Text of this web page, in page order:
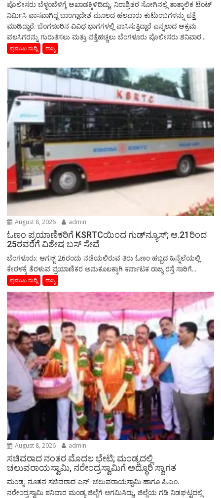
ಪೊಲೀಸರು ಬೆಳ್ಳಂಬೆಳಿಗ್ಗೆ ಅಖಾಡಕ್ಕಿಳಿದಿದ್ದು, ನಿರಾಶ್ರಿತರ ಸೋಗಿನಲ್ಲಿ ತಾತ್ಕಾಲಿಕ ಟೆಂಟ್
ನಿರ್ಮಿಸಿ ವಾಸವಾಗಿದ್ದ ಬಾಂಗ್ಲಾದೇಶ ಮೂಲದ ಹಲವಾರು ಕುಟುಂಬಗಳನ್ನು ಪತ್ತೆ
ಮಾಡಿದ್ದಾರೆ. ಬೆಂಗಳೂರಿನ ವಿವಿಧ ಭಾಗಗಳಲ್ಲಿ ವಾಸಿಸುತ್ತಿದ್ದಾರೆ ಎನ್ನಲಾದ ಅಕ್ರಮ
ವಲಸಿಗರನ್ನು ಗುರುತಿಸಲು ಮತ್ತು ಪತ್ತೆಹಚ್ಚಲು ಬೆಂಗಳೂರು ಪೊಲೀಸರು ಶನಿವಾರ...
ಪ್ರಮುಖ ಸುದ್ದಿ ರಾಜ್ಯ
August 8, 2026 admin
ಓಣಂ ಪ್ರಯಾಣಿಕರಿಗೆ KSRTCಯಿಂದ ಗುಡ್‌ನ್ಯೂಸ್; ಆ.21ರಿಂದ
25ರವರೆಗೆ ವಿಶೇಷ ಬಸ್ ಸೇವೆ
ಬೆಂಗಳೂರು: ಆಗಸ್ಟ್ 26ರಂದು ನಡೆಯಲಿರುವ ತಿರು ಓಣಂ ಹಬ್ಬದ ಹಿನ್ನೆಲೆಯಲ್ಲಿ
ಕೇರಳಕ್ಕೆ ತೆರಳುವ ಪ್ರಯಾಣಿಕರ ಅನುಕೂಲಕ್ಕಾಗಿ ಕರ್ನಾಟಕ ರಾಜ್ಯ ರಸ್ತೆ ಸಾರಿಗೆ...
ಪ್ರಮುಖ ಸುದ್ದಿ ರಾಜ್ಯ
August 8, 2026 admin
ಸಚಿವರಾದ ನಂತರ ಮೊದಲ ಭೇಟಿ; ಮಂಡ್ಯದಲ್ಲಿ
ಚಲುವರಾಯಸ್ವಾಮಿ, ನರೇಂದ್ರಸ್ವಾಮಿಗೆ ಅದ್ಧೂರಿ ಸ್ವಾಗತ
ಮಂಡ್ಯ: ನೂತನ ಸಚಿವರಾದ ಎನ್. ಚಲುವರಾಯಸ್ವಾಮಿ ಹಾಗೂ ಪಿ.ಎಂ.
ನರೇಂದ್ರಸ್ವಾಮಿ ಶನಿವಾರ ಮಂಡ್ಯ ಜಿಲ್ಲೆಗೆ ಆಗಮಿಸಿದ್ದು, ಜಿಲ್ಲೆಯ ಗಡಿ ನಿಡಘಟ್ಟದಲ್ಲಿ